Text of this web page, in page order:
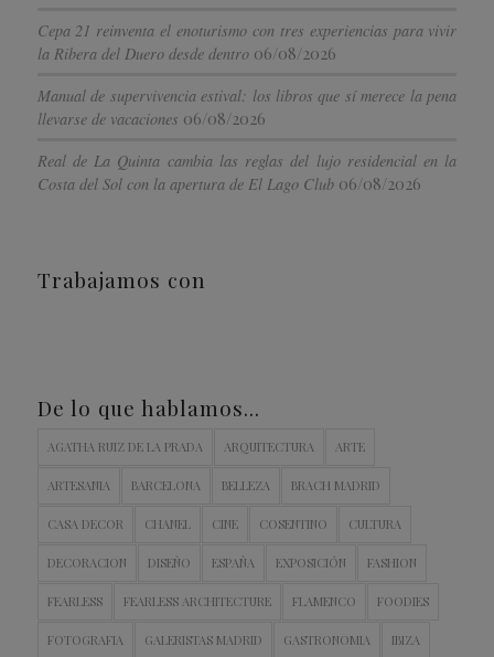
Cepa 21 reinventa el enoturismo con tres experiencias para vivir
la Ribera del Duero desde dentro 06/08/2026
Manual de supervivencia estival: los libros que sí merece la pena
llevarse de vacaciones 06/08/2026
Real de La Quinta cambia las reglas del lujo residencial en la
Costa del Sol con la apertura de El Lago Club 06/08/2026
Trabajamos con
De lo que hablamos…
AGATHA RUIZ DE LA PRADA ARQUITECTURA ARTE
ARTESANIA BARCELONA BELLEZA BRACH MADRID
CASA DECOR CHANEL CINE COSENTINO CULTURA
DECORACION DISEÑO ESPAÑA EXPOSICIÓN FASHION
FEARLESS FEARLESS ARCHITECTURE FLAMENCO FOODIES
FOTOGRAFIA GALERISTAS MADRID GASTRONOMIA IBIZA